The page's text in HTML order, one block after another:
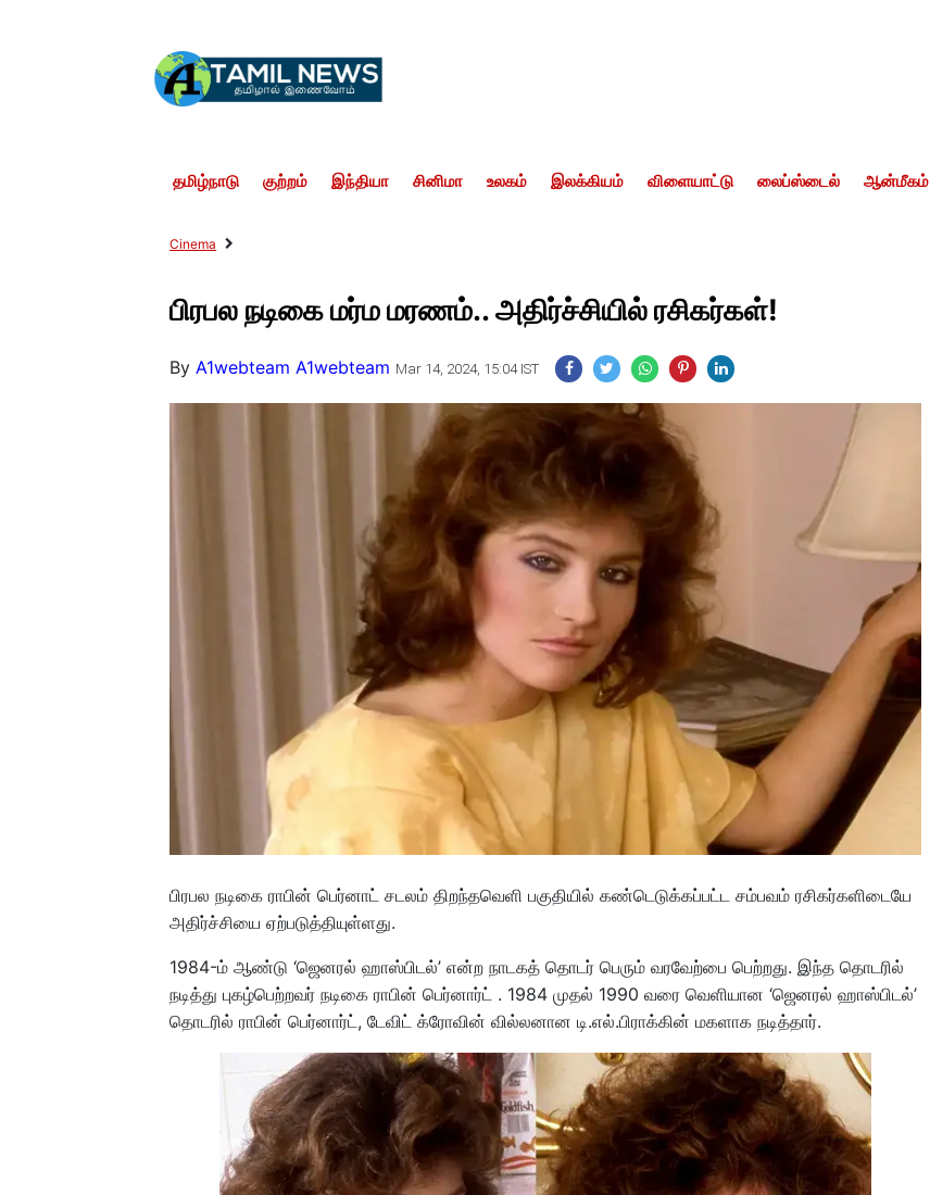
தமிழ்நாடு குற்றம் இந்தியா சினிமா உலகம் இலக்கியம் விளையாட்டு லைப்ஸ்டைல் ஆன்மீகம்
Cinema
பிரபல நடிகை மர்ம மரணம்.. அதிர்ச்சியில் ரசிகர்கள்!
ByA1webteam A1webteam Mar 14, 2024, 15:04 IST
பிரபல நடிகை ராபின் பெர்னாட் சடலம் திறந்தவெளி பகுதியில் கண்டெடுக்கப்பட்ட சம்பவம் ரசிகர்களிடையே
அதிர்ச்சியை ஏற்படுத்தியுள்ளது.
1984-ம் ஆண்டு ‘ஜெனரல் ஹாஸ்பிடல்’ என்ற நாடகத் தொடர் பெரும் வரவேற்பை பெற்றது. இந்த தொடரில்
நடித்து புகழ்பெற்றவர் நடிகை ராபின் பெர்னார்ட் . 1984 முதல் 1990 வரை வெளியான ‘ஜெனரல் ஹாஸ்பிடல்’
தொடரில் ராபின் பெர்னார்ட், டேவிட் க்ரோவின் வில்லனான டி.எல்.பிராக்கின் மகளாக நடித்தார்.